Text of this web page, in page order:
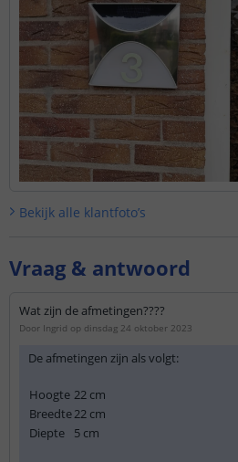
Bekijk alle klantfoto’s
Vraag & antwoord
Wat zijn de afmetingen????
Door Ingrid op dinsdag 24 oktober 2023
De afmetingen zijn als volgt:
Hoogte 22 cm
Breedte22 cm
Diepte
5 cm